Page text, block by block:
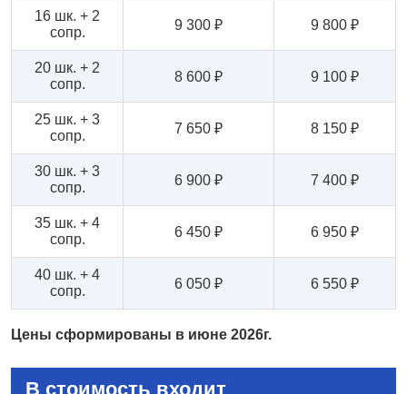
16 шк. + 2
сопр.
9 300 ₽ 9 800 ₽
20 шк. + 2
сопр.
8 600 ₽ 9 100 ₽
25 шк. + 3
сопр.
7 650 ₽ 8 150 ₽
30 шк. + 3
сопр.
6 900 ₽ 7 400 ₽
35 шк. + 4
сопр.
6 450 ₽ 6 950 ₽
40 шк. + 4
сопр.
6 050 ₽ 6 550 ₽
Цены сформированы в июне 2026г.
В стоимость входит